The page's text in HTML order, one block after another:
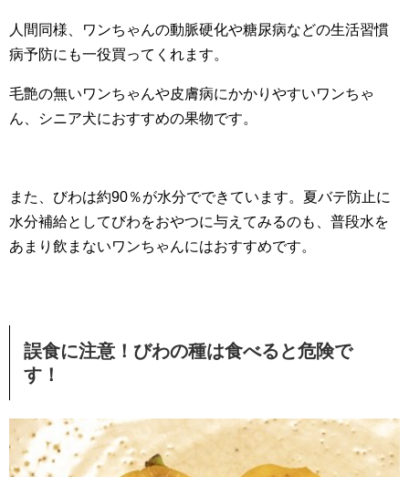
人間同様、ワンちゃんの動脈硬化や糖尿病などの生活習慣
病予防にも一役買ってくれます。
毛艶の無いワンちゃんや皮膚病にかかりやすいワンちゃ
ん、シニア犬におすすめの果物です。
また、びわは約90％が水分でできています。夏バテ防止に
水分補給としてびわをおやつに与えてみるのも、普段水を
あまり飲まないワンちゃんにはおすすめです。
誤食に注意！びわの種は食べると危険で
す！